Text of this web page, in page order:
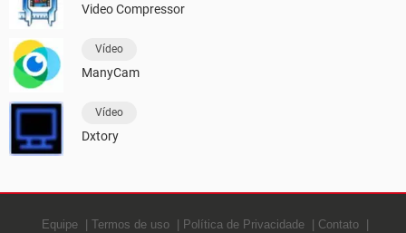
Video Compressor
Vídeo
ManyCam
Vídeo
Dxtory
Equipe Termos de uso Política de Privacidade Contato